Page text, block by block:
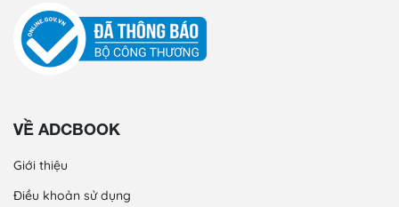
VỀ ADCBOOK
Giới thiệu
Điều khoản sử dụng